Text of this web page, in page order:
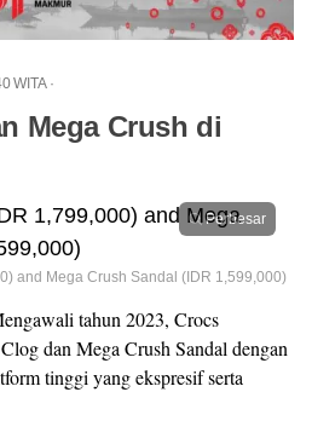
WITA ·
Mega Crush di
Perbesar
and Mega Crush Sandal (IDR 1,599,000)
tahun 2023, Crocs
dan Mega Crush Sandal dengan
tinggi yang ekspresif serta